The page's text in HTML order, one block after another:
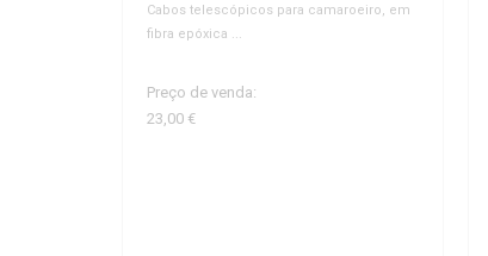
Cabos telescópicos para camaroeiro, em
fibra epóxica ...
Preço de venda:
23,00 €